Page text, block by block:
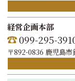
経営企画本部
099-295-
〒892-0836 鹿児島市